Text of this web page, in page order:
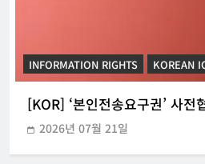
INFORMATION RIGHTS KOREAN
[KOR] ‘본인전송요구권’ 사전
2026년 07월 21일